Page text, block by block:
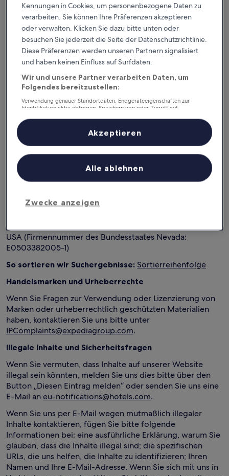
Handelsregister-Nummer
(Gesellschaftsregister von Washington State: 603 057 717)
Vertretungsberechtigter
Bob Dzielak
Wenn Sie über diese Website eine Reiseleistung (wie in
denNutzungsbedingungendefiniert) buchen, schließen
denNutzungsbedingungendefiniert) für diese
Reiseleistung ab – dies kann beispielsweise Expedia Travel
(wie unten definiert)oder ein Unterkunftsanbieter sein.
Wenn Sie einen Vertrag mit Expedia Travel (wie unten
definiert)oder einem Unterkunftsanbieter abschließen,
finden Sie die Unternehmensdaten des Reiseanbieters auf
der Buchungsabschlussseite.
gegründete und dort für alle Zwecke dort ansässige
5000 W. Kearney Street, Springfield, MO 65803 USA.
USA (Firmennummer des Bundesstaates Nevada:
E0503382005-1)
So sortieren wir Suchergebnisse: Sortierreihenfolge
Handelsmarken und Urheberrechte
Wenn Sie Fragen zur Verwendung oder Lizenzierung von
Marken oder urheberrechtlich geschützten Materialien
haben, kontaktieren Sie uns bitte unter
IPComplaints@expediagroup.com.
Illegale Inhalte und Sicherheitsfragen
Wenn Sie vermuten, dass Inhalte auf unserer Website
illegal sein könnten, melden Sie uns dies bitte über den
Button „Diesen Eintrag melden“ oder senden Sie uns eine
E-Mail aneu-notifications@hotels.com.
Wenn Sie uns per E-Mail wegen mutmaßlich illegaler
Inhalte kontaktieren, fügen Sie bitte folgende
Informationen bei: eine ausführliche Erklärung, warum Sie
glauben, dass die Inhalte illegal sind; die spezifischen
URLs, die uns helfen, die Inhalte zu identifizieren; Ihren
Namen und Ihre E-Mail-Adresse. Wenn Sie sich mit uns in
Kennungen in Cookies, um personenbezogene Daten zu
verarbeiten. Sie können Ihre Präferenzen akzeptieren
oder verwalten. Klicken Sie dazu bitte unten oder
besuchen Sie jederzeit die Seite der Datenschutzrichtlinie.
Diese Präferenzen werden unseren Partnern signalisiert
und haben keinen Einfluss auf Surfdaten.
Wir und unsere Partner verarbeiten Daten, um
Folgendes bereitzustellen:
Verwendung genauer Standortdaten. Endgeräteeigenschaften zur
Identifikation aktiv abfragen. Speichern von oder Zugriff auf
Inhalte, Messung von Werbeleistung und der Performance von Inhalten,
Zielgruppenforschung sowie Entwicklung und Verbesserung von
Liste der Partner (Lieferanten)
Zwecke anzeigen
Alle ablehnen
Akzeptieren